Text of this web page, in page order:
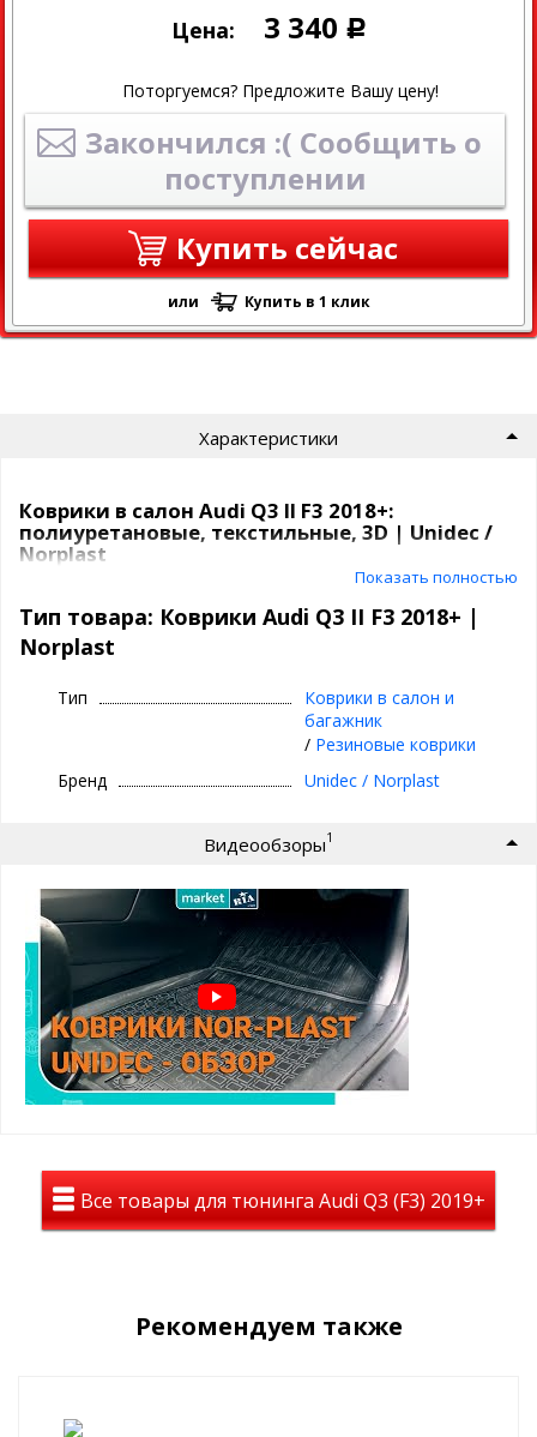
Цена: 3 340 Р
Поторгуемся? Предложите Вашу цену!
Закончился :( Сообщить о
поступлении
Купить сейчас
или Купить в 1 клик
Характеристики
Коврики в салон Audi Q3 II F3 2018+:
полиуретановые, текстильные, 3D | Unidec /
Norplast
Коврики Unidec в атомобиль от компаниии Норпласт бывают
изполиуретана итекстиля.
F3 2018+
, сделаны под каждую модель
под родной крепеж, бывают традиционные
(лучше прилегают, больше закрывают).
композитного материала, внешне напоминают резиновые
эксплуатационные характеристики.
Они безвредны для здоровья, эластичные и износостойки,
отлично зарекомендовали себя в суровых условиях
России
(реагенты, грязь, холод, жара)
высокие бортики 2-3 см
легко чистить
точно повторяет форму
не пахнут
не деформируются
работает от -50 до +50 градусов
не подвержены хим. веществам
Текстильные коврики на Audi Q3 II F3
2018+
рабочая зона водительского ковра усилена подпятником
Показать полностью
Тип товара: Коврики Audi Q3 II F3 2018+ |
Norplast
Тип
Коврики в салон и
багажник
/ Резиновые коврики
Бренд
Unidec / Norplast
Видеообзоры1
Все товары для тюнинга Audi Q3 (F3) 2019+
Рекомендуем также